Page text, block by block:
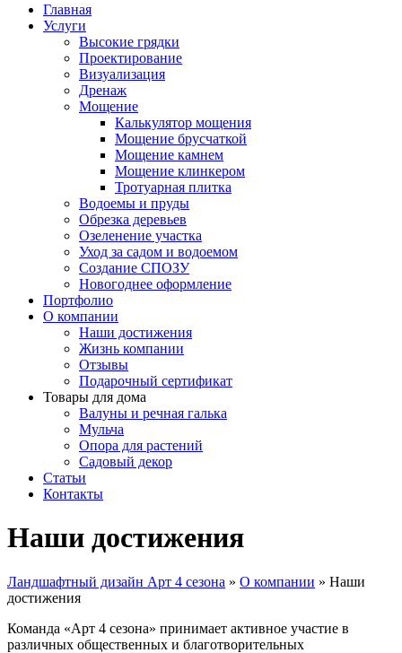
Главная
Услуги
Высокие грядки
Проектирование
Визуализация
Дренаж
Мощение
Калькулятор мощения
Мощение брусчаткой
Мощение камнем
Мощение клинкером
Тротуарная плитка
Водоемы и пруды
Обрезка деревьев
Озеленение участка
Уход за садом и водоемом
Создание СПОЗУ
Новогоднее оформление
Портфолио
О компании
Наши достижения
Жизнь компании
Отзывы
Подарочный сертификат
Товары для дома
Валуны и речная галька
Мульча
Опора для растений
Садовый декор
Статьи
Контакты
Наши достижения
Ландшафтный дизайн Арт 4 сезона » О компании » Наши
достижения
Команда «Арт 4 сезона» принимает активное участие в
различных общественных и благотворительных